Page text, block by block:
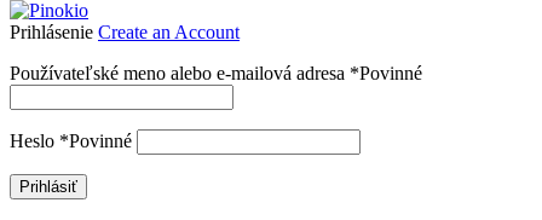
Prihlásenie Create an Account
Používateľské meno alebo e-mailová adresa *Povinné
Heslo *Povinné
Prihlásiť